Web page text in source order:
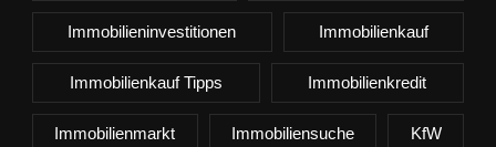
Immobilieninvestitionen Immobilienkauf
Immobilienkauf Tipps Immobilienkredit
Immobilienmarkt Immobiliensuche KfW